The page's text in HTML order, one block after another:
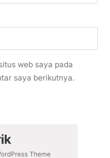
web saya pada
saya berikutnya.